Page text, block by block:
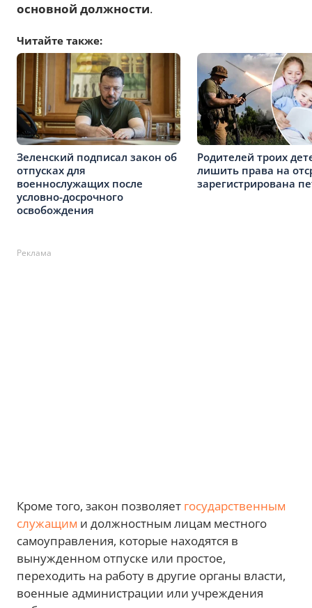
основной должности.
Читайте также:
Зеленский подписал закон об
отпусках для
военнослужащих после
условно-досрочного
освобождения
Родителей троих
лишить права на
зарегистрирована
Реклама
Кроме того, закон позволяет государственным
служащим и должностным лицам местного
самоуправления, которые находятся в
вынужденном отпуске или простое,
переходить на работу в другие органы власти,
военные администрации или учреждения